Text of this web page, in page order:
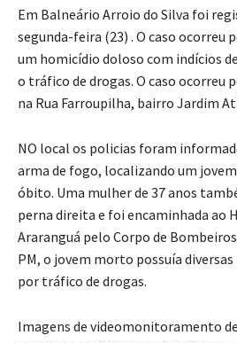
Em Balneário Arroio do Silva foi
segunda-feira (23) . O caso ocorreu
um homicídio doloso com indícios
o tráfico de drogas. O caso ocorreu
na Rua Farroupilha, bairro Jardim
NO local os policias foram
arma de fogo, localizando um jovem
óbito. Uma mulher de 37 anos
perna direita e foi encaminhada ao
Araranguá pelo Corpo de
PM, o jovem morto possuía
por tráfico de drogas.
Imagens de videomonitoramento